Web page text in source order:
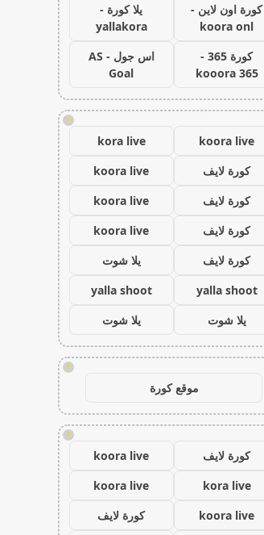
كورة اون لاين -
koora onl
يلا كورة -
yallakora
كورة 365 -
kooora 365
اس جول - AS
Goal
!
koora live
kora live
كورة لايف
koora live
كورة لايف
koora live
كورة لايف
koora live
كورة لايف
يلا شوت
yalla shoot
yalla shoot
يلا شوت
يلا شوت
!
موقع كورة
!
كورة لايف
koora live
kora live
koora live
koora live
كورة لايف